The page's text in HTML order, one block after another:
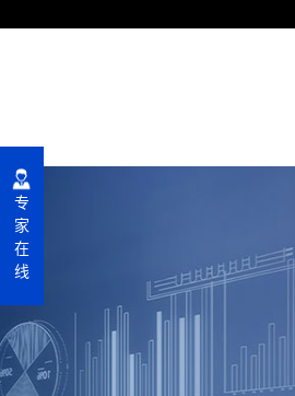
专
家
在
线